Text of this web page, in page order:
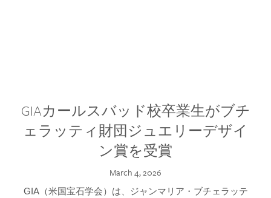
GIAカールスバッド校卒業生がブチ
ェラッティ財団ジュエリーデザイ
ン賞を受賞
March 4, 2026
GIA（米国宝石学会）は、ジャンマリア・ブチェラッテ